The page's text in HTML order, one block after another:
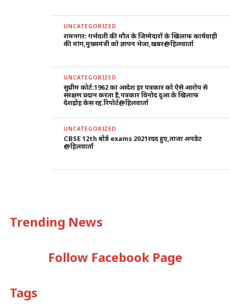
UNCATEGORIZED
रामनगर: गर्भवती की मौत के जिम्मेदारों के खिलाफ कार्यवाही
की मांग,मुख्यमंत्री को ज्ञापन भेजा,खबर@हिलवार्ता
UNCATEGORIZED
सुप्रीम कोर्ट:1962 का आदेश हर पत्रकार को ऐसे आरोप से
संरक्षण प्रदान करता है,पत्रकार विनोद दुआ के खिलाफ
देशद्रोह केस रद्द.रिपोर्ट@हिलवार्ता
UNCATEGORIZED
CBSE 12th बोर्ड exams 2021रदद हुए,ताजा अपडेट
@हिलवार्ता
Trending News
Follow Facebook Page
Tags